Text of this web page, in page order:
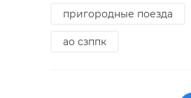
пригородные поезда
ао сзппк